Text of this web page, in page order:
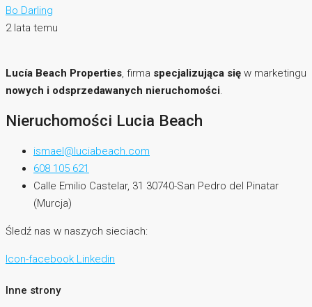
Bo Darling
2 lata temu
Lucía Beach Properties, firma specjalizująca się w marketingu
nowych i odsprzedawanych nieruchomości.
Nieruchomości Lucia Beach
ismael@luciabeach.com
608 105 621
Calle Emilio Castelar, 31 30740-San Pedro del Pinatar
(Murcja)
Śledź nas w naszych sieciach:
Icon-facebook Linkedin
Inne strony